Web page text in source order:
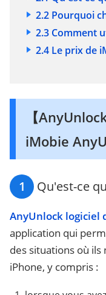
2.2 Pourquoi
2.3 Comment
2.4 Le prix de
【
iMobie
1 Qu'est-ce
AnyUnlock logiciel
application qui
des situations où
iPhone, y compris :